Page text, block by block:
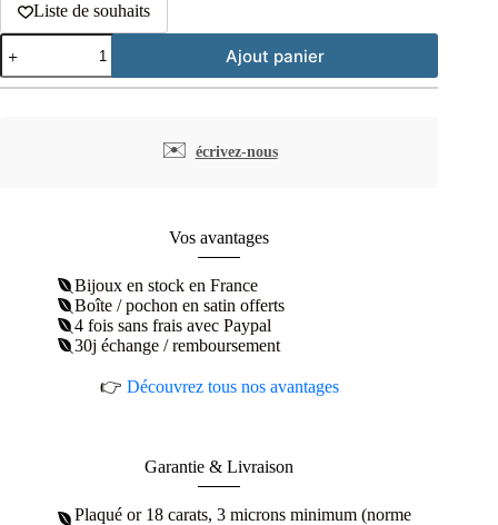
Liste de souhaits
quantité
de
Bracelet
Ajout panier
✉️ écrivez-nous
Vos avantages
Bijoux en stock en France
Boîte / pochon en satin offerts
4 fois sans frais avec Paypal
30j échange / remboursement
👉 Découvrez tous nos avantages
Garantie & Livraison
Plaqué or 18 carats, 3 microns minimum (norme